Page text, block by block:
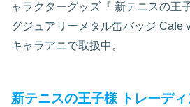
ャラクターグッズ『 新テニスの王
グジュアリーメタル缶バッジ Cafe
キャラアニで取扱中。
新テニスの王子様 トレーデ